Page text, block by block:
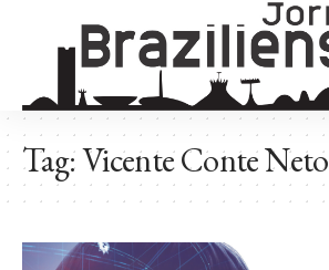
Tag:Vicente Conte Neto